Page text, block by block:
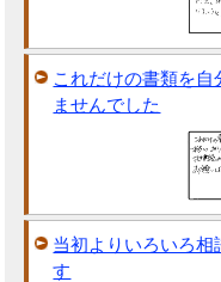
これだけの書類を
ませんでした
当初よりいろいろ相
す